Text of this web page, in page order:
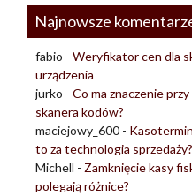
Najnowsze
fabio - Weryfikator cen dla
urządzenia
jurko - Co ma znaczenie
skanera kodów?
maciejowy_600 -
to za technologia sprzedaży?
Michell - Zamknięcie kasy
polegają różnice?